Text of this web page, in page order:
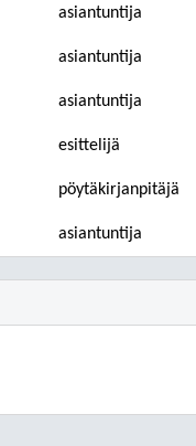
asiantuntija
asiantuntija
asiantuntija
esittelijä
pöytäkirjanpitäjä
asiantuntija